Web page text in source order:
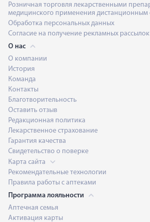
Розничная торговля лекарственными
медицинского применения дистанционным
Обработка персональных данных
Согласие на получение рекламных рассылок
О нас
О компании
История
Команда
Контакты
Благотворительность
Оставить отзыв
Редакционная политика
Лекарственное страхование
Гарантия качества
Свидетельство о поверке
Карта сайта
Рекомендательные технологии
Правила работы с аптеками
Программа лояльности
Аптечная семья
Активация карты